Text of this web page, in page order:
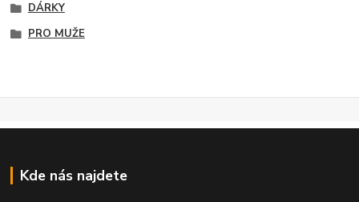
DÁRKY
PRO MUŽE
Kde nás najdete